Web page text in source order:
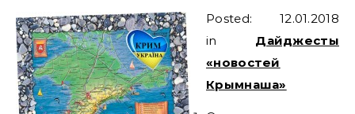
Posted: 12.01.2018
in Дайджесты
«новостей
Крымнаша»